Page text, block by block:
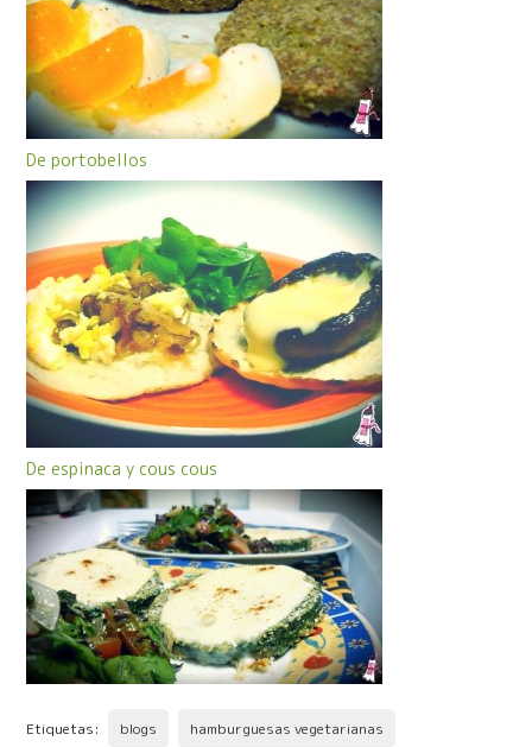
De portobellos
De espinaca y cous cous
Etiquetas: blogs hamburguesas vegetarianas